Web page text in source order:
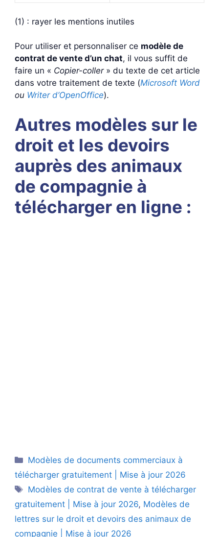
(1) : rayer les mentions inutiles
Pour utiliser et personnaliser ce modèle de
contrat de vente d’un chat, il vous suffit de
faire un « Copier-coller» du texte de cet article
dans votre traitement de texte (Microsoft Word
ou Writer d’OpenOffice).
Autres modèles sur le
droit et les devoirs
auprès des animaux
de compagnie à
télécharger en ligne :
Catégories
Modèles de documents commerciaux à
télécharger gratuitement | Mise à jour 2026
Étiquettes
Modèles de contrat de vente à télécharger
gratuitement | Mise à jour 2026, Modèles de
lettres sur le droit et devoirs des animaux de
compagnie | Mise à jour 2026